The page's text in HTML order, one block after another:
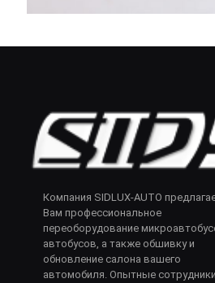
Компания SIDLUX-AUTO
Вам профессиональное
переоборудование
автобусов, а также обшивку и
обновление салона вашего
автомобиля. Опытные